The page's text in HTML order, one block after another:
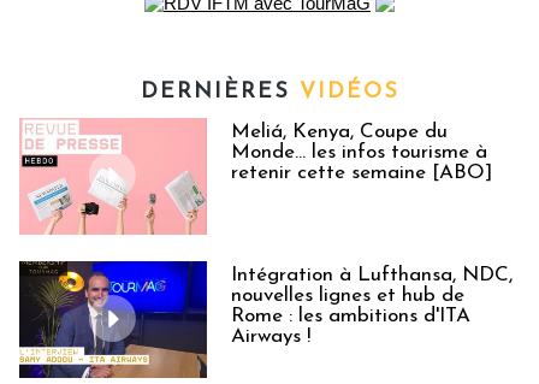
DERNIÈRES VIDÉOS
Meliá, Kenya, Coupe du
Monde… les infos tourisme à
retenir cette semaine [ABO]
Intégration à Lufthansa, NDC,
nouvelles lignes et hub de
Rome : les ambitions d'ITA
Airways !